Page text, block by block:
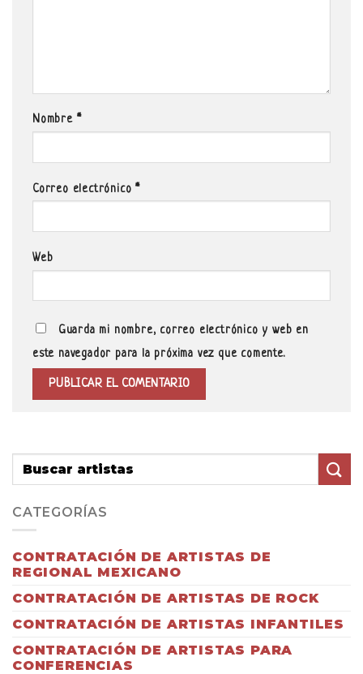
Nombre *
Correo electrónico*
Web
Guarda mi nombre, correo electrónico y web en
este navegador para la próxima vez que comente.
CATEGORÍAS
CONTRATACIÓN DE ARTISTAS DE
REGIONAL MEXICANO
CONTRATACIÓN DE ARTISTAS DE ROCK
CONTRATACIÓN DE ARTISTAS INFANTILES
CONTRATACIÓN DE ARTISTAS PARA
CONFERENCIAS